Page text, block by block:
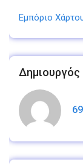
Εμπόριο
Δημιουργός